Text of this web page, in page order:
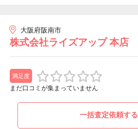
大阪府阪南市
株式会社ライズアップ 本店
満足度
まだ口コミが集まっていません
一括査定依頼する